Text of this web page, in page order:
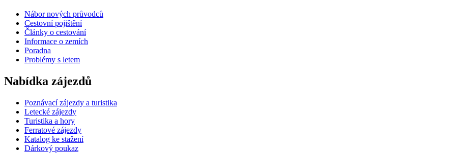
Nábor nových průvodců
Cestovní pojištění
Články o cestování
Informace o zemích
Poradna
Problémy s letem
Nabídka zájezdů
Poznávací zájezdy a turistika
Letecké zájezdy
Turistika a hory
Ferratové zájezdy
Katalog ke stažení
Dárkový poukaz